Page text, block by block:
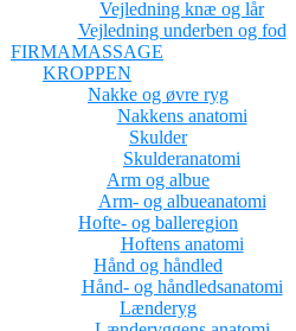
Vejledning knæ og lår
Vejledning underben og fod
FIRMAMASSAGE
KROPPEN
Nakke og øvre ryg
Nakkens anatomi
Skulder
Skulderanatomi
Arm og albue
Arm- og albueanatomi
Hofte- og balleregion
Hoftens anatomi
Hånd og håndled
Hånd- og håndledsanatomi
Lænderyg